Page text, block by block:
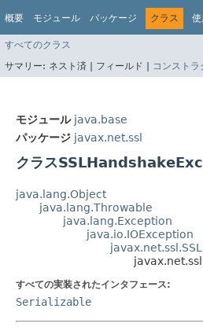
概要 モジュール パッケージ クラス 使
すべてのクラス
サマリー: ネスト済 | フィールド | コンストラ
モジュール java.base
パッケージ javax.net.ssl
クラス
java.lang.Object
java.lang.Throwable
java.lang.Exception
java.io.IOException
すべての実装されたインタフェース:
Serializable